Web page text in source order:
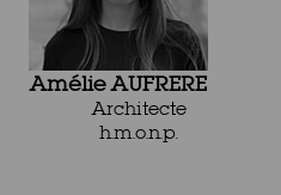
Amélie AUFRERE
Architecte
h.m.o.n.p.